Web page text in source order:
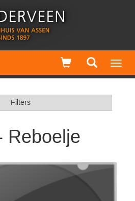
Filters
Reboelje